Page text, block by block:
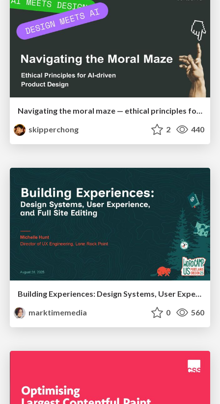
skipperchong
2 440
Building Experiences: Design Systems, User Experience, and Full Site Editing
marktimemedia
0 560